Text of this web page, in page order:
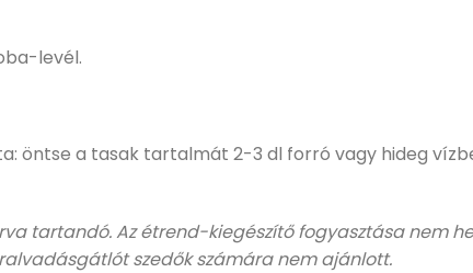
levél.
öntse a tasak tartalmát 2-3 dl forró vagy hideg
tartandó. Az étrend-kiegészítő fogyasztása nem
szedők számára nem ajánlott.